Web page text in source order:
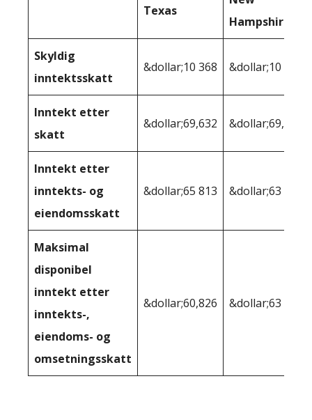
Texas
Hampshire
Skyldig
inntektsskatt
&dollar;10 368 &dollar;10 368
Inntekt etter
skatt
&dollar;69,632 &dollar;69,632
Inntekt etter
inntekts- og
eiendomsskatt
&dollar;65 813 &dollar;63 644
Maksimal
disponibel
inntekt etter
inntekts-,
eiendoms- og
omsetningsskatt
&dollar;60,826 &dollar;63 644